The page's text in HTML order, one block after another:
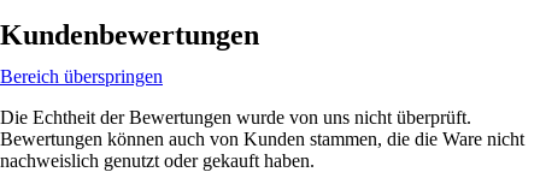
Kundenbewertungen
Bereich überspringen
Die Echtheit der Bewertungen wurde von uns nicht überprüft.
Bewertungen können auch von Kunden stammen, die die Ware nicht
nachweislich genutzt oder gekauft haben.